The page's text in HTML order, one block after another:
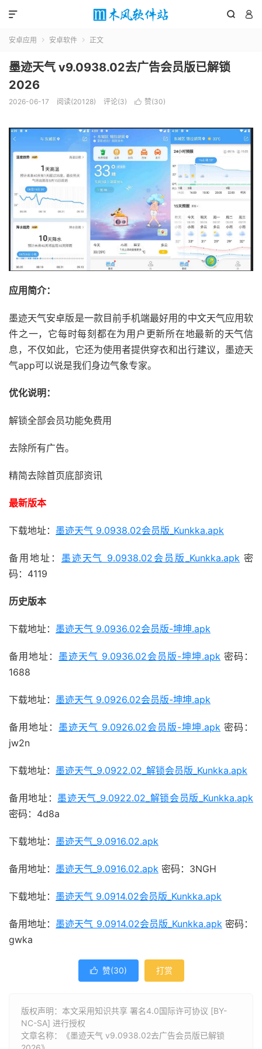
 

安卓应用  安卓软件  正文
墨迹天气 v9.0938.02去广告会员版已解锁
2026
2026-06-17 阅读(20128) 评论(3)  赞(30)
应用简介：
墨迹天气安卓版是一款目前手机端最好用的中文天气应用软
件之一，它每时每刻都在为用户更新所在地最新的天气信
息，不仅如此，它还为使用者提供穿衣和出行建议，墨迹天
气app可以说是我们身边气象专家。
优化说明：
解锁全部会员功能免费用
去除所有广告。
精简去除首页底部资讯
最新版本
下载地址： 墨迹天气 9.0938.02会员版_Kunkka.apk
备用地址： 墨迹天气 9.0938.02会员版_Kunkka.apk 密
码：4119
历史版本
下载地址： 墨迹天气 9.0936.02会员版-坤坤.apk
备用地址： 墨迹天气 9.0936.02会员版-坤坤.apk 密码：
1688
下载地址： 墨迹天气 9.0926.02会员版-坤坤.apk
备用地址： 墨迹天气 9.0926.02会员版-坤坤.apk 密码：
jw2n
下载地址： 墨迹天气_9.0922.02_解锁会员版_Kunkka.apk
备用地址： 墨迹天气_9.0922.02_解锁会员版_Kunkka.apk
密码：4d8a
下载地址： 墨迹天气_9.0916.02.apk
备用地址： 墨迹天气_9.0916.02.apk 密码：3NGH
下载地址： 墨迹天气 9.0914.02会员版_Kunkka.apk
备用地址： 墨迹天气 9.0914.02会员版_Kunkka.apk 密码：
gwka
 赞(30) 打赏
版权声明：本文采用知识共享 署名4.0国际许可协议 [BY-
NC-SA] 进行授权
文章名称：《墨迹天气 v9.0938.02去广告会员版已解锁